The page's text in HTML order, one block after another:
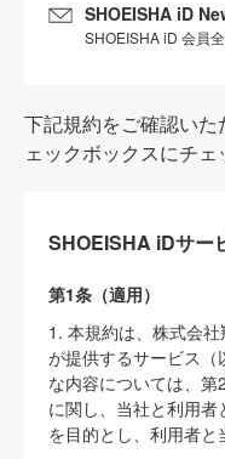
SHOEISHA iD
SHOEISHA iD 会員
下記規約をご確認い
ェックボックスにチェ
SHOEISHA iDサー
第1条（適用）
1. 本規約は、株式会社
が提供するサービス
な内容については、第
に関し、当社と利用者
を目的とし、利用者と